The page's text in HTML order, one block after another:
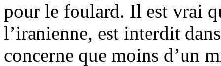
pour le foulard. Il est vrai
l’iranienne, est interdit
concerne que moins d’un